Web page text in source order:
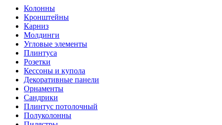
Колонны
Кронштейны
Карниз
Молдинги
Угловые элементы
Плинтуса
Розетки
Кессоны и купола
Декоративные панели
Орнаменты
Сандрики
Плинтус потолочный
Полуколонны